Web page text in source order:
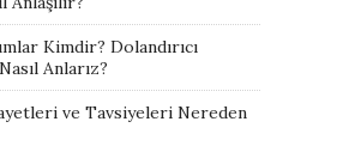
Kimdir? Dolandırıcı
Anlarız?
ve Tavsiyeleri Nereden